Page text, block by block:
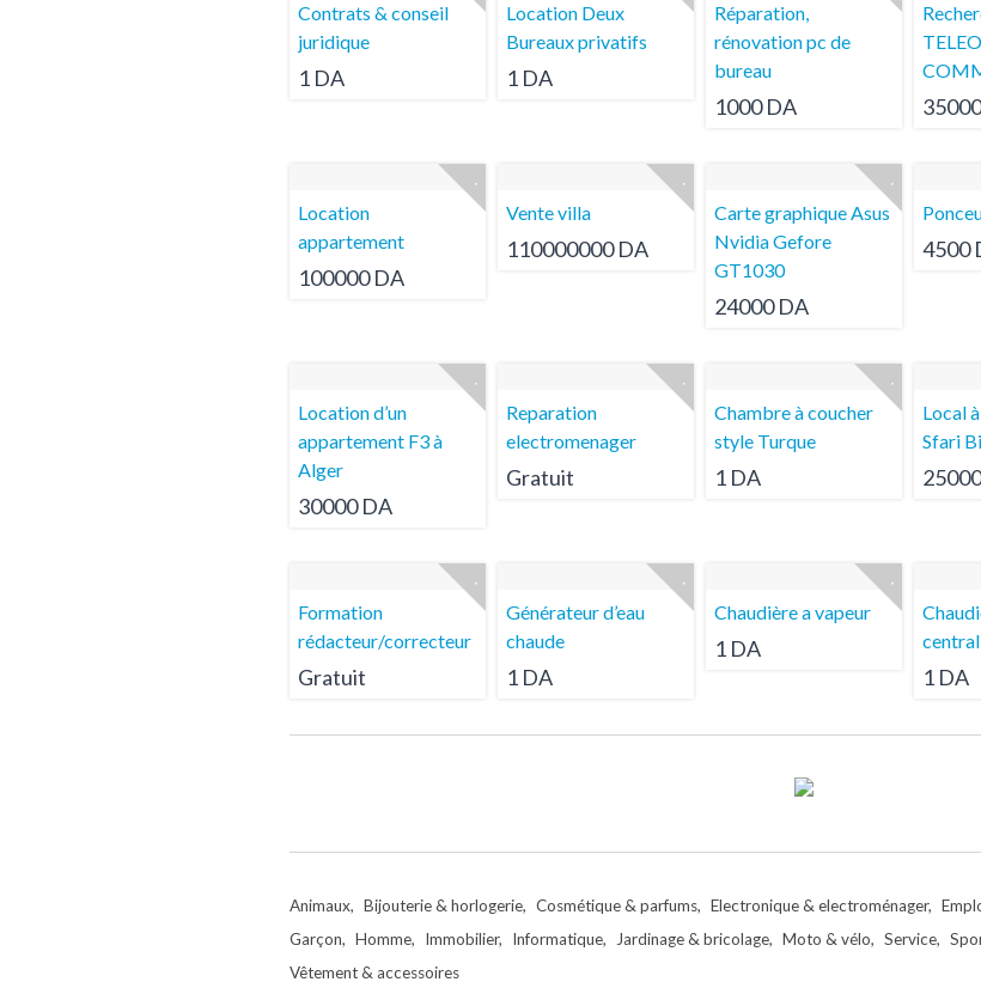
Contrats & conseil
juridique
1 DA
Location Deux
Bureaux privatifs
1 DA
Réparation,
rénovation pc de
bureau
1000 DA
Location
appartement
100000 DA
Vente villa
110000000 DA
Carte graphique Asus
Nvidia Gefore
GT1030
24000 DA
4500
Location d’un
appartement F3 à
Alger
30000 DA
Reparation
electromenager
Gratuit
Chambre à coucher
style Turque
1 DA
Local
Sfari
Formation
rédacteur/correcteur
Gratuit
Générateur d’eau
chaude
1 DA
Chaudière a vapeur
1 DA
central
1 DA
Animaux Bijouterie & horlogerie Cosmétique & parfums Electronique & electroménager
Garçon
Homme Immobilier Informatique Jardinage & bricolage Moto & vélo Service
Vêtement & accessoires